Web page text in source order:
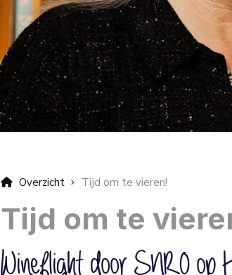
Overzicht Tijd om te vieren!
Tijd om te